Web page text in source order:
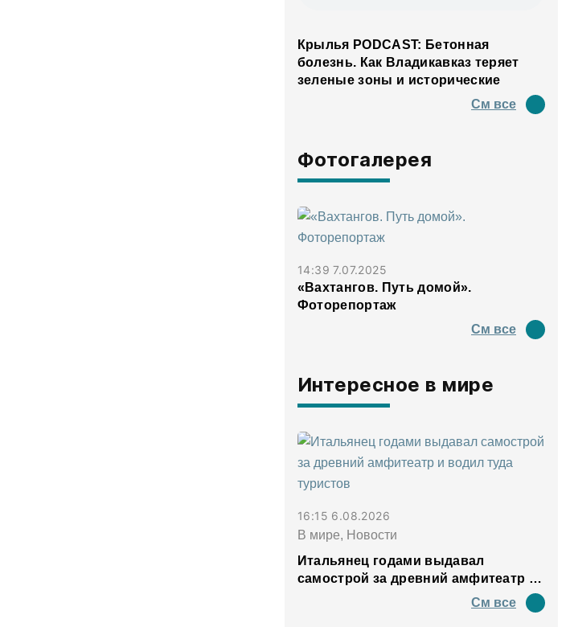
Крылья PODCAST: Бетонная
болезнь. Как Владикавказ теряет
зеленые зоны и исторические
См все
Фотогалерея
14:39 7.07.2025
«Вахтангов. Путь домой».
Фоторепортаж
См все
Интересное в мире
16:15 6.08.2026
В мире, Новости
Итальянец годами выдавал
самострой за древний амфитеатр и
См все